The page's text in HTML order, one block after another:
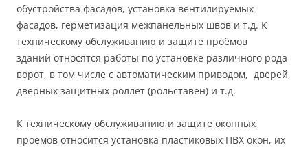
обустройства фасадов, установка вентилируемых
фасадов, герметизация межпанельных швов и т.д. К
техническому обслуживанию и защите проёмов
зданий относятся работы по установке различного рода
ворот, в том числе с автоматическим приводом, дверей,
дверных защитных роллет (рольставен) и т.д.
К техническому обслуживанию и защите оконных
проёмов относится установка пластиковых ПВХ окон, их